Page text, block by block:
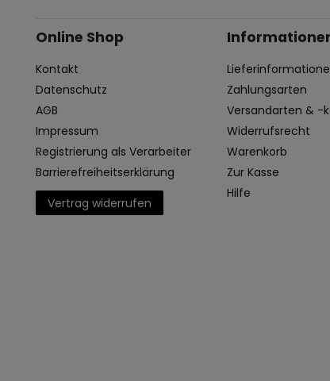
Online Shop
Kontakt
Datenschutz
AGB
Impressum
Registrierung als Verarbeiter
Barrierefreiheitserklärung
Vertrag widerrufen
Zahlungsarten
Versandarten & -
Widerrufsrecht
Warenkorb
Zur Kasse
Hilfe